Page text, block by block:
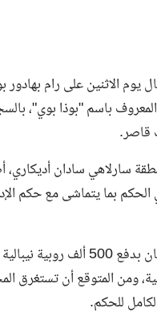
الاثنين على رام بهادور
قاصر.
سارلاهي سادان أديكاري،
الحكم بما يتماشى مع حكم
ومن المتوقع أن تستغرق
للحكم.